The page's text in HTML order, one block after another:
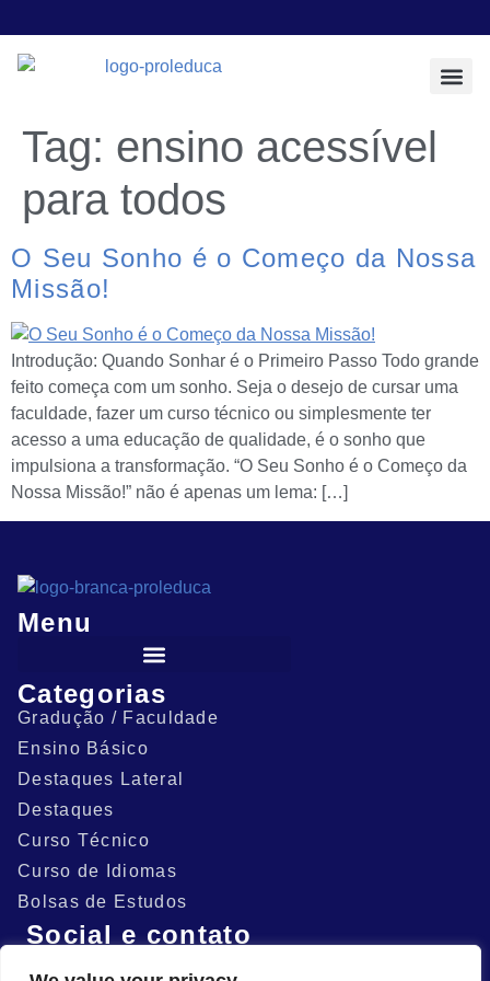
Tag: ensino acessível
para todos
O Seu Sonho é o Começo da Nossa
Missão!
Introdução: Quando Sonhar é o Primeiro Passo Todo grande
feito começa com um sonho. Seja o desejo de cursar uma
faculdade, fazer um curso técnico ou simplesmente ter
acesso a uma educação de qualidade, é o sonho que
impulsiona a transformação. “O Seu Sonho é o Começo da
Nossa Missão!” não é apenas um lema: […]
Menu
Categorias
Gradução / Faculdade
Ensino Básico
Destaques Lateral
Destaques
Curso Técnico
Curso de Idiomas
Bolsas de Estudos
Social e contato